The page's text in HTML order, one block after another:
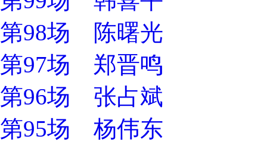
第98场 陈曙光
第97场 郑晋鸣
第96场 张占斌
第95场 杨伟东